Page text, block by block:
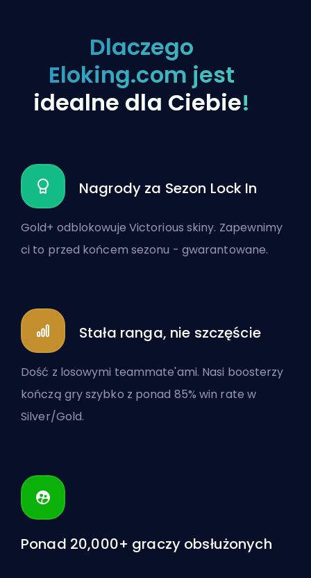
Dlaczego
Eloking.com jest
idealne dla Ciebie!
Nagrody za Sezon Lock In
Gold+ odblokowuje Victorious skiny. Zapewnimy
ci to przed końcem sezonu - gwarantowane.
Stała ranga, nie szczęście
Dość z losowymi teammate'ami. Nasi boosterzy
kończą gry szybko z ponad 85% win rate w
Silver/Gold.
Ponad 20,000+ graczy obsłużonych